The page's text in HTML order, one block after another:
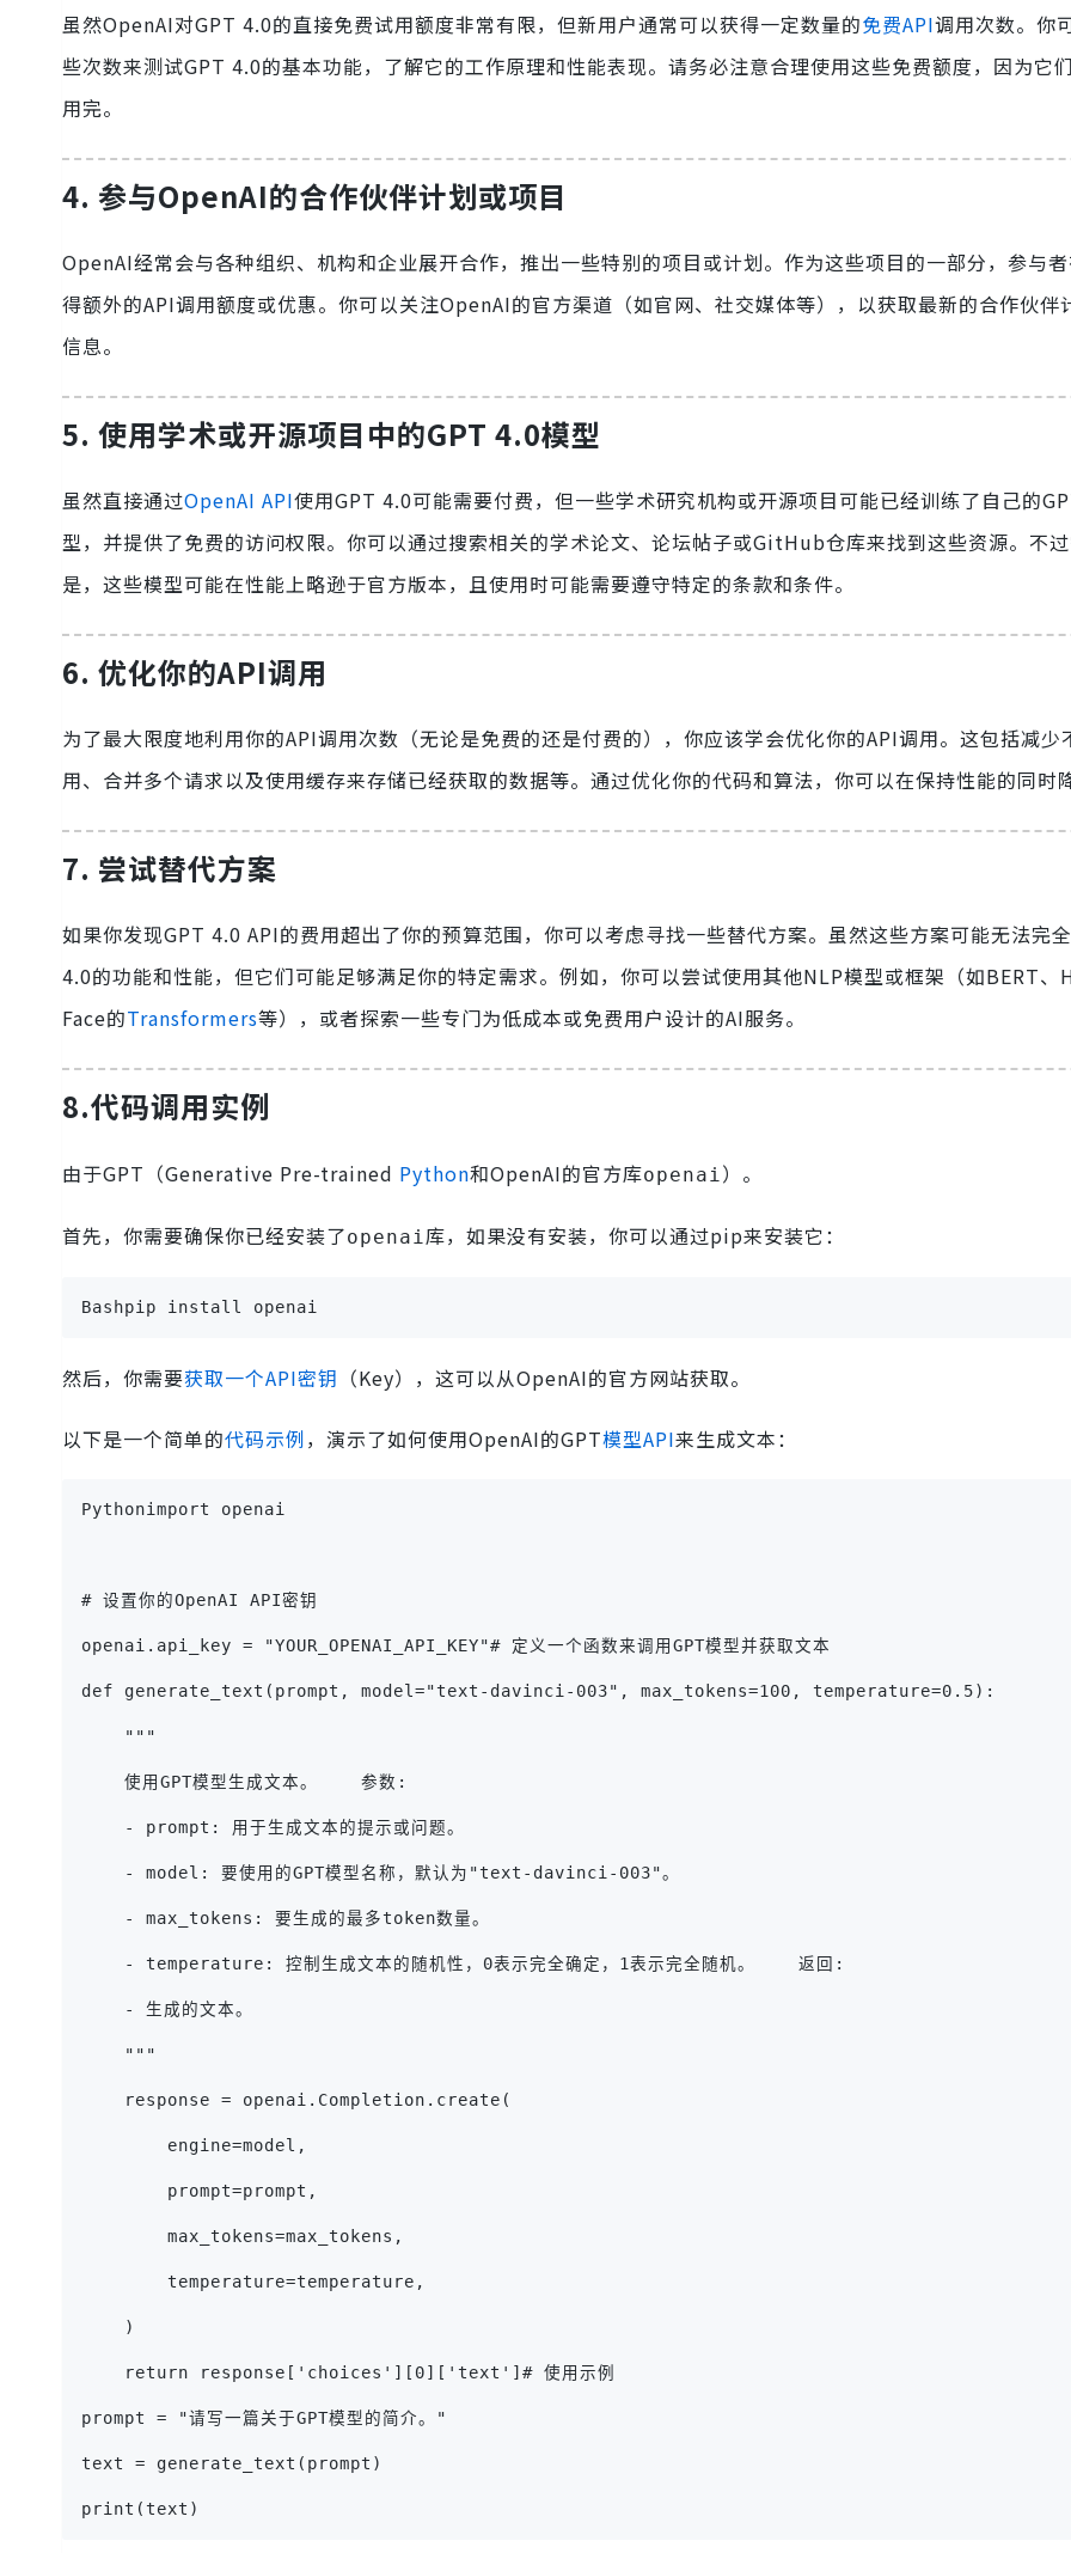
虽然OpenAI对GPT 4.0的直接免费试用额度非常有限，但新用户通常可以获得一定数量的免费API调用次数。你
些次数来测试GPT 4.0的基本功能，了解它的工作原理和性能表现。请务必注意合理使用这些免费额度，因为它
用完。
4. 参与OpenAI的合作伙伴计划或项目
OpenAI经常会与各种组织、机构和企业展开合作，推出一些特别的项目或计划。作为这些项目的一部分，参与
得额外的API调用额度或优惠。你可以关注OpenAI的官方渠道（如官网、社交媒体等），以获取最新的合作伙伴
信息。
5. 使用学术或开源项目中的GPT 4.0模型
虽然直接通过OpenAI API使用GPT 4.0可能需要付费，但一些学术研究机构或开源项目可能已经训练了自己的
型，并提供了免费的访问权限。你可以通过搜索相关的学术论文、论坛帖子或GitHub仓库来找到这些资源。不
是，这些模型可能在性能上略逊于官方版本，且使用时可能需要遵守特定的条款和条件。
6. 优化你的API调用
为了最大限度地利用你的API调用次数（无论是免费的还是付费的），你应该学会优化你的API调用。这包括减少
用、合并多个请求以及使用缓存来存储已经获取的数据等。通过优化你的代码和算法，你可以在保持性能的同时
7. 尝试替代方案
如果你发现GPT 4.0 API的费用超出了你的预算范围，你可以考虑寻找一些替代方案。虽然这些方案可能无法完
4.0的功能和性能，但它们可能足够满足你的特定需求。例如，你可以尝试使用其他NLP模型或框架（如BERT
Face的Transformers等），或者探索一些专门为低成本或免费用户设计的AI服务。
8.代码调用实例
由于GPT（Generative Pre-trained Python和OpenAI的官方库openai ）。
首先，你需要确保你已经安装了openai 库，如果没有安装，你可以通过pip来安装它：
Bashpip install openai
然后，你需要获取一个API密钥 （Key），这可以从OpenAI的官方网站获取。
以下是一个简单的代码示例，演示了如何使用OpenAI的GPT模型API来生成文本：
Pythonimport openai
# 设置你的OpenAI API密钥
openai.api_key = "YOUR_OPENAI_API_KEY"# 定义一个函数来调用GPT模型并获取文本
def generate_text(prompt, model="text-davinci-003", max_tokens=100, temperature=0.5):
    """
    使用GPT模型生成文本。    参数:
    - prompt: 用于生成文本的提示或问题。
    - model: 要使用的GPT模型名称，默认为"text-davinci-003"。
    - max_tokens: 要生成的最多token数量。
    - temperature: 控制生成文本的随机性，0表示完全确定，1表示完全随机。    返回:
    - 生成的文本。
    """
    response = openai.Completion.create(
        engine=model,
        prompt=prompt,
        max_tokens=max_tokens,
        temperature=temperature,
    )
    return response['choices'][0]['text']# 使用示例
prompt = "请写一篇关于GPT模型的简介。"
text = generate_text(prompt)
print(text)